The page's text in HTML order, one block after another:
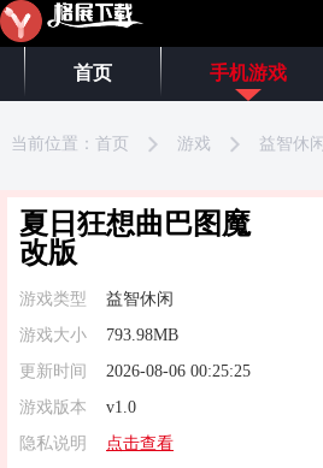
首页 手机游戏
当前位置： 首页 游戏 益智休闲
夏日狂想曲巴图魔
改版
游戏类型
益智休闲
游戏大小
793.98MB
更新时间
2026-08-06 00:25:25
游戏版本
v1.0
隐私说明
点击查看